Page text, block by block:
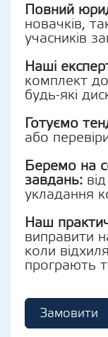
Повний
новачків,
учасників
Наші
комплект
будь-які
Готуємо
або
Беремо на
завдань:
укладання
Наш
виправити
коли
програють
Замовити